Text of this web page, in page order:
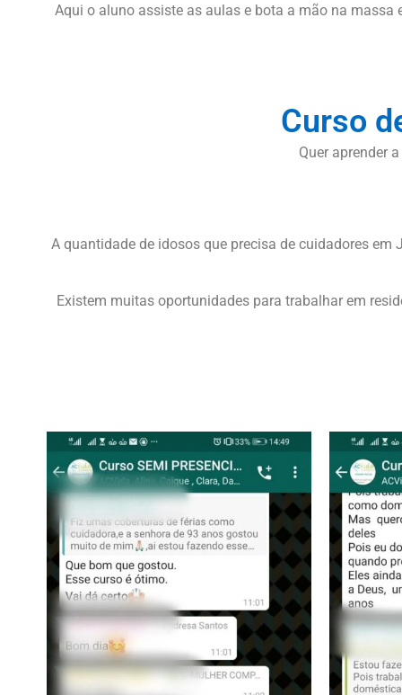
Aqui o aluno assiste as aulas e bota a mão na
Curso
Quer aprender
A quantidade de idosos que precisa de cuidadores
Existem muitas oportunidades para trabalhar em